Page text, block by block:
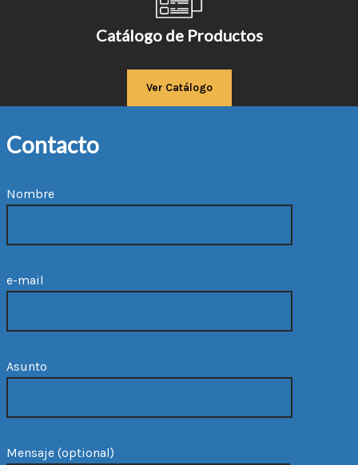
Catálogo de Productos
Ver Catálogo
Contacto
Nombre
e-mail
Asunto
Mensaje (optional)